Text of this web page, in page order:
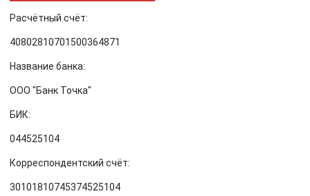
Расчётный счёт:
40802810701500364871
Название банка:
ООО "Банк Точка"
БИК:
044525104
Корреспондентский счёт:
30101810745374525104